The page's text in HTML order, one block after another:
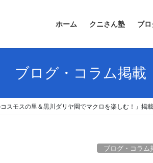
ホーム クニさん塾 ブロ
ブログ・コラム掲載
スモスの里＆黒川ダリヤ園でマクロを楽しむ！」掲
ブログ・コラム